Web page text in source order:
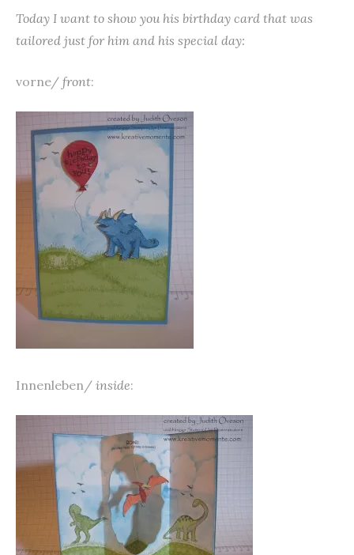
Today I want to show you his birthday card that was
tailored just for him and his special day:
vorne/ front:
Innenleben/ inside: